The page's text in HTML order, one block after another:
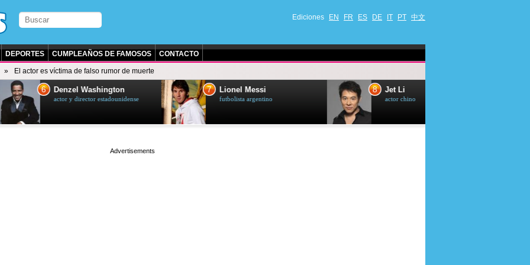
Ediciones EN FR ES DE IT PT 中文
DEPORTES CUMPLEAÑOS DE FAMOSOS CONTACTO
El actor es víctima de falso rumor de muerte
Washington
y director estadounidense
Lionel Messi
futbolista argentino actor chino